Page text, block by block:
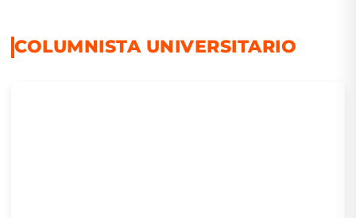
COLUMNISTA UNIVERSITARIO